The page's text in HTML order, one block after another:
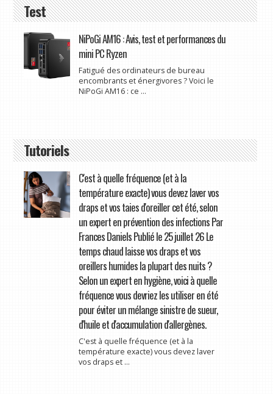
Test
NiPoGi AM16 : Avis, test et performances du
mini PC Ryzen
Fatigué des ordinateurs de bureau
encombrants et énergivores ? Voici le
NiPoGi AM16 : ce ...
Tutoriels
C'est à quelle fréquence (et à la
température exacte) vous devez laver vos
draps et vos taies d'oreiller cet été, selon
un expert en prévention des infections Par
Frances Daniels Publié le 25 juillet 26 Le
temps chaud laisse vos draps et vos
oreillers humides la plupart des nuits ?
Selon un expert en hygiène, voici à quelle
fréquence vous devriez les utiliser en été
pour éviter un mélange sinistre de sueur,
d'huile et d'accumulation d'allergènes.
C'est à quelle fréquence (et à la
température exacte) vous devez laver
vos draps et ...